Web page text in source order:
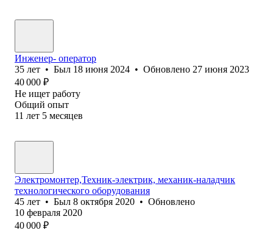
Инженер- оператор
35 лет • Был 18 июня 2024 • Обновлено 27 июня 2023
40 000 ₽
Не ищет работу
Общий опыт
11 лет 5 месяцев
Электромонтер,Техник-электрик, механик-наладчик
технологического оборудования
45 лет • Был 8 октября 2020 • Обновлено
10 февраля 2020
40 000 ₽